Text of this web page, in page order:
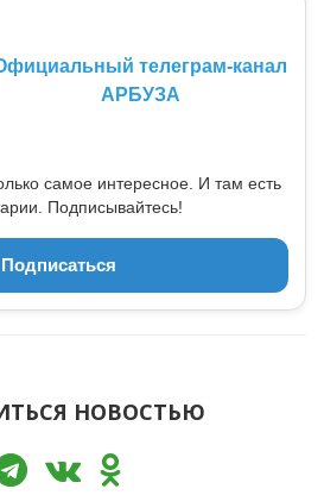
телеграм-канал
АРБУЗА
самое интересное. И там есть
Подписывайтесь!
Подписаться
НОВОСТЬЮ